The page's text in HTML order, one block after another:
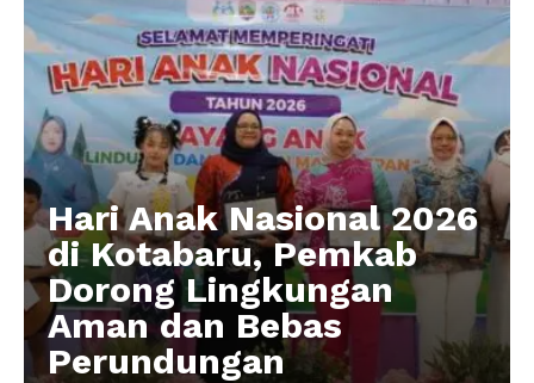
Hari Anak Nasional 2026
di Kotabaru, Pemkab
Dorong Lingkungan
Aman dan Bebas
Perundungan